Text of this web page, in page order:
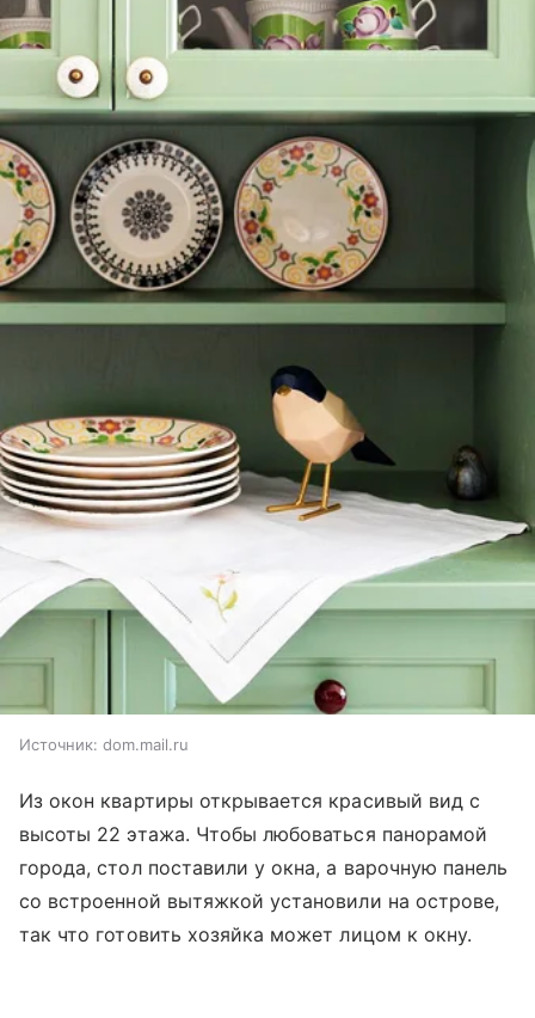
Источник: dom.mail.ru
Из окон квартиры открывается красивый вид с
высоты 22 этажа. Чтобы любоваться панорамой
города, стол поставили у окна, а варочную панель
со встроенной вытяжкой установили на острове,
так что готовить хозяйка может лицом к окну.